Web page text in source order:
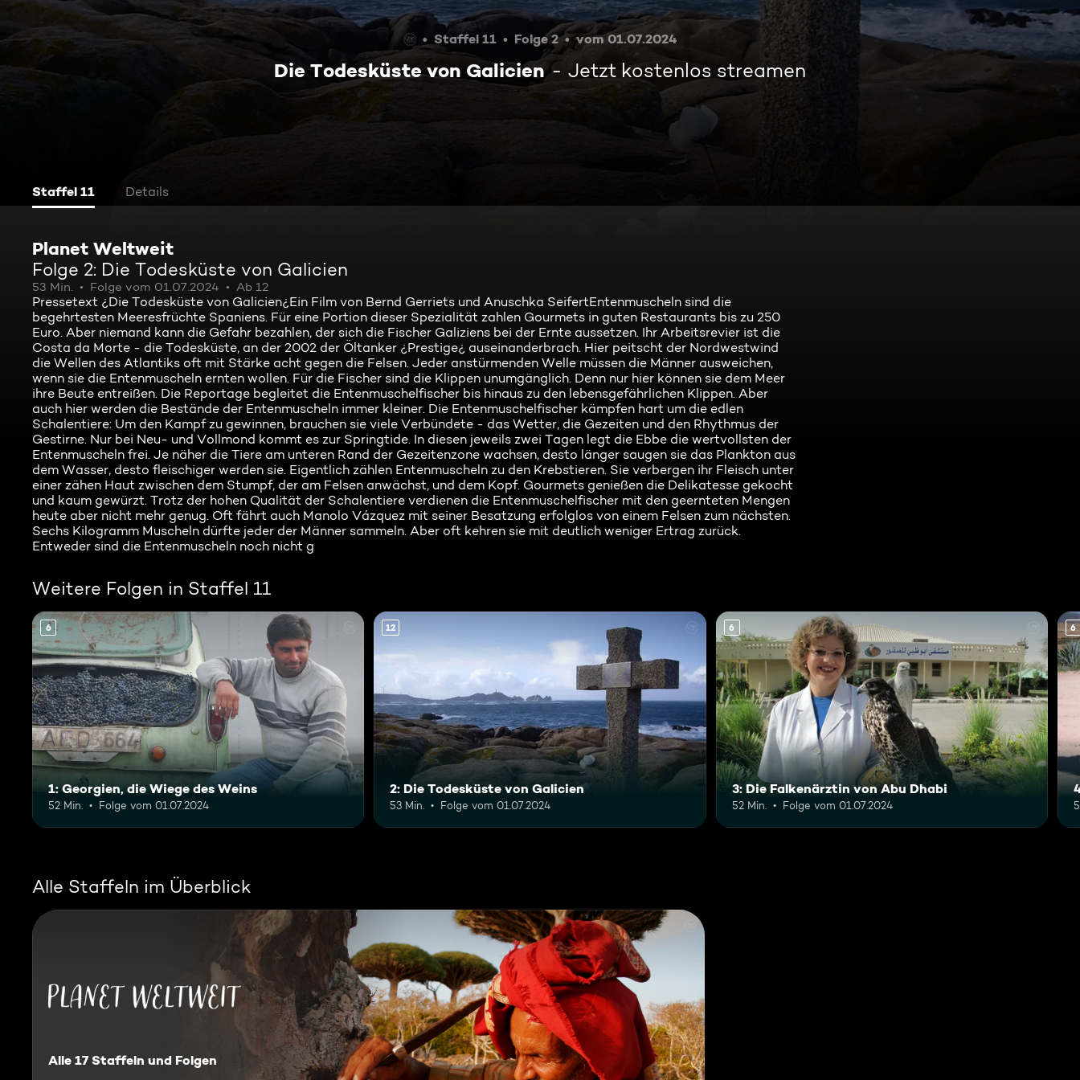
Staffel 11 Folge 2 vom 01.07.2024
Die Todesküste von Galicien Jetzt kostenlos streamen
Staffel 11 Details
Planet Weltweit
Folge 2: Die Todesküste von Galicien
53 Min. Folge vom 01.07.2024 Ab 12
Pressetext ¿Die Todesküste von Galicien¿Ein Film von Bernd Gerriets und Anuschka SeifertEntenmuscheln sind die
begehrtesten Meeresfrüchte Spaniens. Für eine Portion dieser Spezialität zahlen Gourmets in guten Restaurants bis zu 250
Euro. Aber niemand kann die Gefahr bezahlen, der sich die Fischer Galiziens bei der Ernte aussetzen. Ihr Arbeitsrevier ist die
Costa da Morte - die Todesküste, an der 2002 der Öltanker ¿Prestige¿ auseinanderbrach. Hier peitscht der Nordwestwind
die Wellen des Atlantiks oft mit Stärke acht gegen die Felsen. Jeder anstürmenden Welle müssen die Männer ausweichen,
wenn sie die Entenmuscheln ernten wollen. Für die Fischer sind die Klippen unumgänglich. Denn nur hier können sie dem Meer
ihre Beute entreißen. Die Reportage begleitet die Entenmuschelfischer bis hinaus zu den lebensgefährlichen Klippen. Aber
auch hier werden die Bestände der Entenmuscheln immer kleiner. Die Entenmuschelfischer kämpfen hart um die edlen
Schalentiere: Um den Kampf zu gewinnen, brauchen sie viele Verbündete - das Wetter, die Gezeiten und den Rhythmus der
Gestirne. Nur bei Neu- und Vollmond kommt es zur Springtide. In diesen jeweils zwei Tagen legt die Ebbe die wertvollsten der
Entenmuscheln frei. Je näher die Tiere am unteren Rand der Gezeitenzone wachsen, desto länger saugen sie das Plankton aus
dem Wasser, desto fleischiger werden sie. Eigentlich zählen Entenmuscheln zu den Krebstieren. Sie verbergen ihr Fleisch unter
einer zähen Haut zwischen dem Stumpf, der am Felsen anwächst, und dem Kopf. Gourmets genießen die Delikatesse gekocht
und kaum gewürzt. Trotz der hohen Qualität der Schalentiere verdienen die Entenmuschelfischer mit den geernteten Mengen
heute aber nicht mehr genug. Oft fährt auch Manolo Vázquez mit seiner Besatzung erfolglos von einem Felsen zum nächsten.
Sechs Kilogramm Muscheln dürfte jeder der Männer sammeln. Aber oft kehren sie mit deutlich weniger Ertrag zurück.
Entweder sind die Entenmuscheln noch nicht g
Weitere Folgen in Staffel 11
6
1: Georgien, die Wiege des Weins
52 Min. Folge vom 01.07.2024
12
2: Die Todesküste von Galicien
53 Min. Folge vom 01.07.2024
6
3: Die Falkenärztin von Abu Dhabi
52 Min. Folge vom 01.07.2024
6
Alle Staffeln im Überblick
Alle 17 Staffeln und Folgen